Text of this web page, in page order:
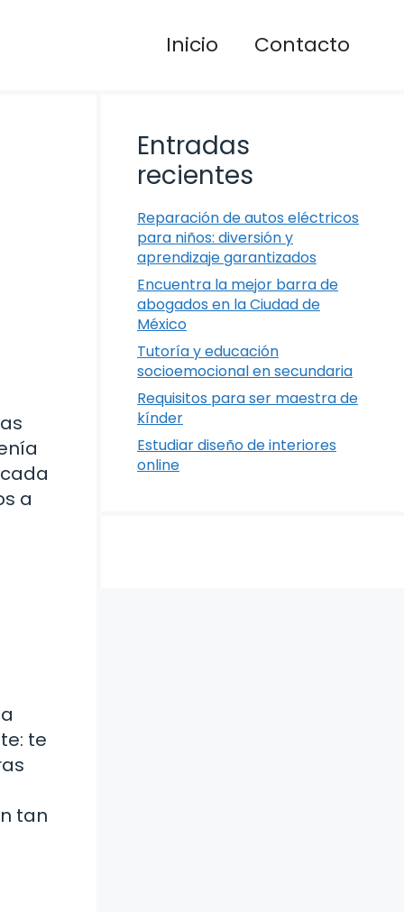
Inicio Contacto
a
te
tan
Entradas
recientes
Reparación de autos eléctricos
para niños: diversión y
aprendizaje garantizados
Encuentra la mejor barra de
abogados en la Ciudad de
México
Tutoría y educación
socioemocional en secundaria
Requisitos para ser maestra de
kínder
Estudiar diseño de interiores
online